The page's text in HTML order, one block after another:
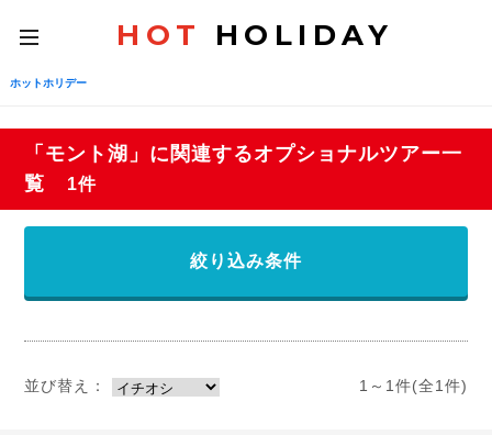
toggle
navigation
HOT HOLIDAY
ホットホリデー
「モント湖」に関連するオプショナルツアー一
覧
1件
絞り込み条件
並び替え： 1～1件(全1件)